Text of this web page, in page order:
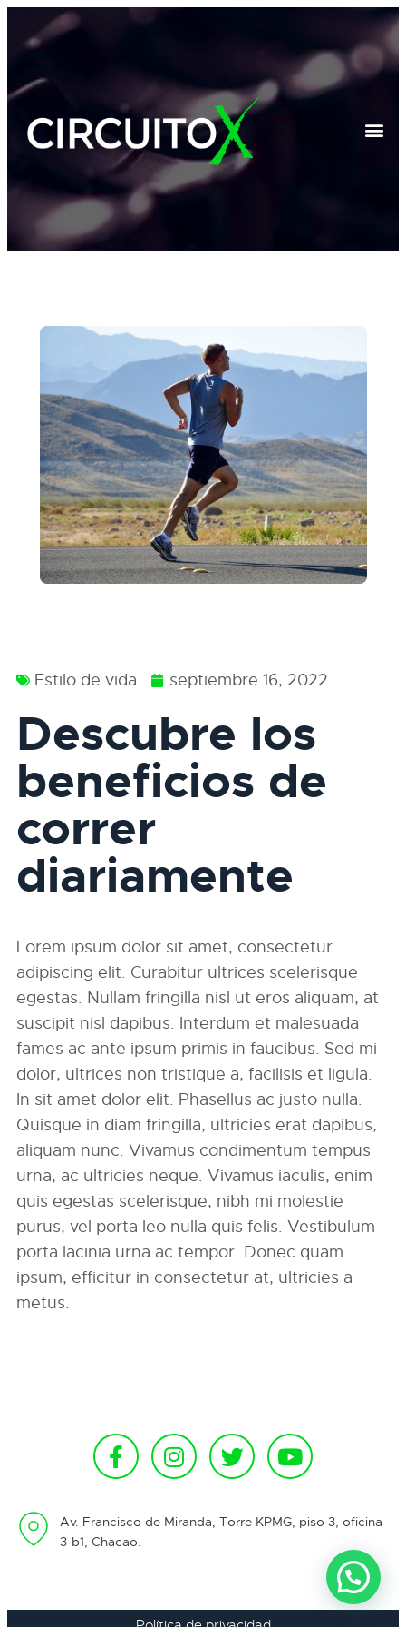
Estilo de vida septiembre 16, 2022
Descubre los
beneficios de
correr
diariamente
Lorem ipsum dolor sit amet, consectetur
adipiscing elit. Curabitur ultrices scelerisque
egestas. Nullam fringilla nisl ut eros aliquam, at
suscipit nisl dapibus. Interdum et malesuada
fames ac ante ipsum primis in faucibus. Sed mi
dolor, ultrices non tristique a, facilisis et ligula.
In sit amet dolor elit. Phasellus ac justo nulla.
Quisque in diam fringilla, ultricies erat dapibus,
aliquam nunc. Vivamus condimentum tempus
urna, ac ultricies neque. Vivamus iaculis, enim
quis egestas scelerisque, nibh mi molestie
purus, vel porta leo nulla quis felis. Vestibulum
porta lacinia urna ac tempor. Donec quam
ipsum, efficitur in consectetur at, ultricies a
metus.
Av. Francisco de Miranda, Torre KPMG, piso 3, oficina
3-b1, Chacao.